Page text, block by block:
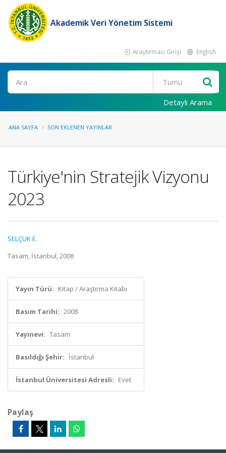
Akademik Veri Yönetim Sistemi
Araştırmacı Girişi English
Ara
Detaylı Arama
ANA SAYFA SON EKLENEN YAYINLAR
Türkiye'nin Stratejik Vizyonu
2023
SELÇUK E.
Tasam, İstanbul, 2008
Yayın Türü: Kitap / Araştırma Kitabı
Basım Tarihi: 2008
Yayınevi: Tasam
Basıldığı Şehir: İstanbul
İstanbul Üniversitesi Adresli: Evet
Paylaş